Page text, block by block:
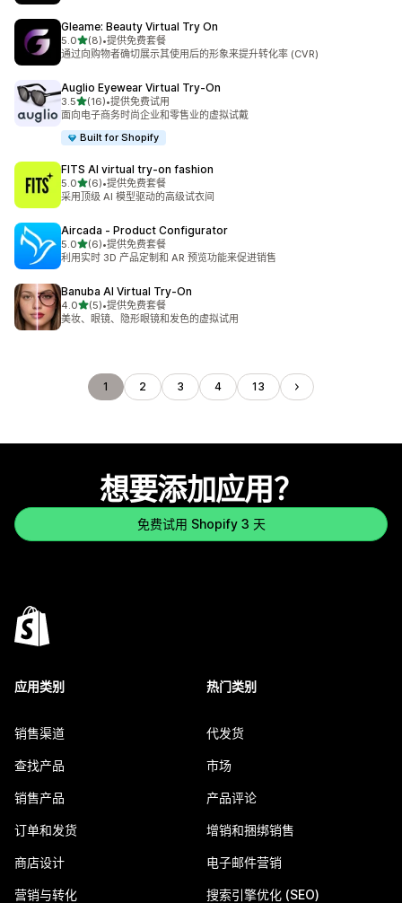
Gleame: Beauty Virtual Try On
5.0星（满分 5 星）
(8)
总共 8 条评论
•提供免费套餐
通过向购物者确切展示其使用后的形象来提升转化率 (CVR)
Auglio Eyewear Virtual Try‑On
3.5星（满分 5 星）
(16)
总共 16 条评论
•提供免费试用
面向电子商务时尚企业和零售业的虚拟试戴
Built for Shopify
FITS AI virtual try‑on fashion
5.0星（满分 5 星）
(6)
总共 6 条评论
•提供免费套餐
采用顶级 AI 模型驱动的高级试衣间
Aircada ‑ Product Configurator
5.0星（满分 5 星）
(6)
总共 6 条评论
•提供免费套餐
利用实时 3D 产品定制和 AR 预览功能来促进销售
Banuba AI Virtual Try‑On
4.0星（满分 5 星）
(5)
总共 5 条评论
•提供免费套餐
美妆、眼镜、隐形眼镜和发色的虚拟试用
1 2 3 4 13
想要添加应用？
免费试用 Shopify 3 天
应用类别
销售渠道
查找产品
销售产品
订单和发货
商店设计
营销与转化
热门类别
代发货
市场
产品评论
增销和捆绑销售
电子邮件营销
搜索引擎优化 (SEO)